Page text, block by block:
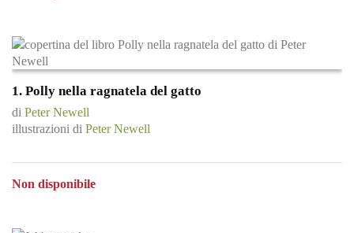
1. Polly nella ragnatela del gatto
di Peter Newell
illustrazioni di Peter Newell
Non disponibile